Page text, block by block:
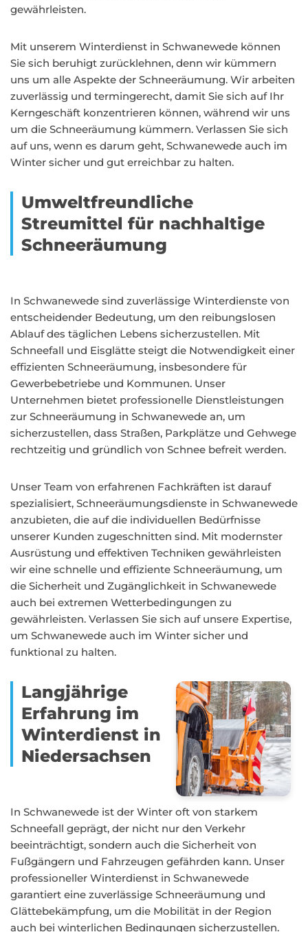
gewährleisten.
Mit unserem Winterdienst in Schwanewede können
Sie sich beruhigt zurücklehnen, denn wir kümmern
uns um alle Aspekte der Schneeräumung. Wir arbeiten
zuverlässig und termingerecht, damit Sie sich auf Ihr
Kerngeschäft konzentrieren können, während wir uns
um die Schneeräumung kümmern. Verlassen Sie sich
auf uns, wenn es darum geht, Schwanewede auch im
Winter sicher und gut erreichbar zu halten.
Umweltfreundliche
Streumittel für nachhaltige
Schneeräumung
In Schwanewede sind zuverlässige Winterdienste von
entscheidender Bedeutung, um den reibungslosen
Ablauf des täglichen Lebens sicherzustellen. Mit
Schneefall und Eisglätte steigt die Notwendigkeit einer
effizienten Schneeräumung, insbesondere für
Gewerbebetriebe und Kommunen. Unser
Unternehmen bietet professionelle Dienstleistungen
zur Schneeräumung in Schwanewede an, um
sicherzustellen, dass Straßen, Parkplätze und Gehwege
rechtzeitig und gründlich von Schnee befreit werden.
Unser Team von erfahrenen Fachkräften ist darauf
spezialisiert, Schneeräumungsdienste in Schwanewede
anzubieten, die auf die individuellen Bedürfnisse
unserer Kunden zugeschnitten sind. Mit modernster
Ausrüstung und effektiven Techniken gewährleisten
wir eine schnelle und effiziente Schneeräumung, um
die Sicherheit und Zugänglichkeit in Schwanewede
auch bei extremen Wetterbedingungen zu
gewährleisten. Verlassen Sie sich auf unsere Expertise,
um Schwanewede auch im Winter sicher und
funktional zu halten.
Langjährige
Erfahrung im
Winterdienst in
Niedersachsen
In Schwanewede ist der Winter oft von starkem
Schneefall geprägt, der nicht nur den Verkehr
beeinträchtigt, sondern auch die Sicherheit von
Fußgängern und Fahrzeugen gefährden kann. Unser
professioneller Winterdienst in Schwanewede
garantiert eine zuverlässige Schneeräumung und
Glättebekämpfung, um die Mobilität in der Region
auch bei winterlichen Bedingungen sicherzustellen.